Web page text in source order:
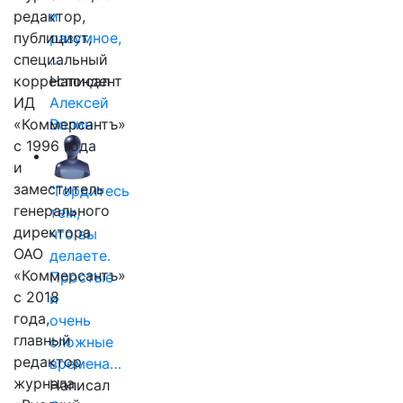
и
разумное,
…
Написал
Алексей
Волин
"Гордитесь
тем,
что вы
делаете.
Простые
и
очень
сложные
времена…
Написал
редактор,
публицист,
специальный
корреспондент
ИД
«Коммерсантъ»
с 1996 года
и
заместитель
генерального
директора
ОАО
«Коммерсантъ»
с 2018
года,
главный
редактор
журнала